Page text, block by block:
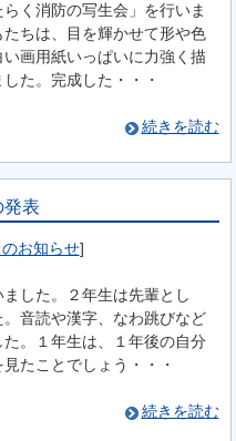
く消防の写生会」を行いま
ちは、目を輝かせて形や色
画用紙いっぱいに力強く描
た。完成した・・・
続きを読む
発表
お知らせ]
した。２年生は先輩とし
音読や漢字、なわ跳びなど
。１年生は、１年後の自分
たことでしょう・・・
続きを読む